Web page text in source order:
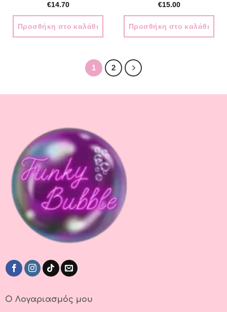
€14.70
Προσθήκη στο καλάθι
€15.00
Προσθήκη στο καλάθι
1 2
Ο Λογαριασμός μου